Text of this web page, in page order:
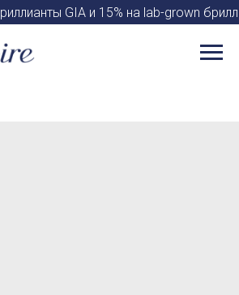
GIA и 15% на lab-grown